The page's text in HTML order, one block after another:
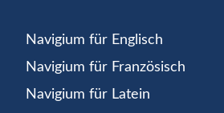
Navigium für Englisch
Navigium für Französisch
Navigium für Latein